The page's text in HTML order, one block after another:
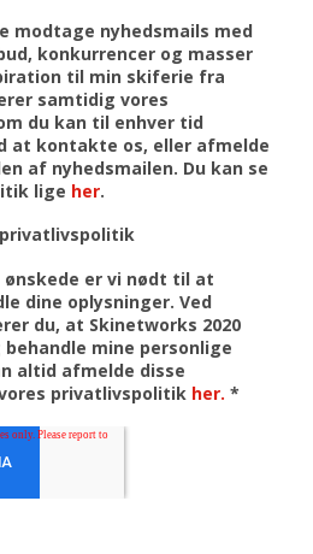
modtage nyhedsmails med
konkurrencer og masser
til min skiferie fra
samtidig vores
du kan til enhver tid
at kontakte os, eller afmelde
af nyhedsmailen. Du kan se
lige her.
er vi nødt til at
dine oplysninger. Ved
du, at Skinetworks 2020
mine personlige
altid afmelde disse
privatlivspolitik her. *